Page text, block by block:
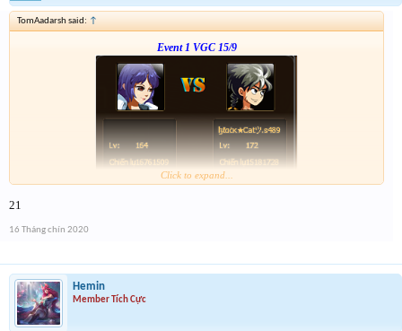
TomAadarsh said: ↑
Event 1 VGC 15/9
Click to expand...
21
16 Tháng chín 2020
Hemin
Member Tích Cực